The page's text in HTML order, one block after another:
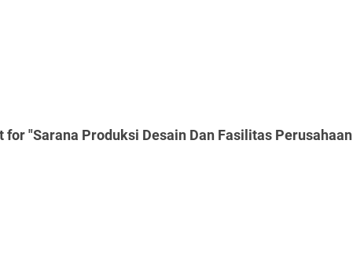
for "Sarana Produksi Desain Dan Fasilitas Perusahaan